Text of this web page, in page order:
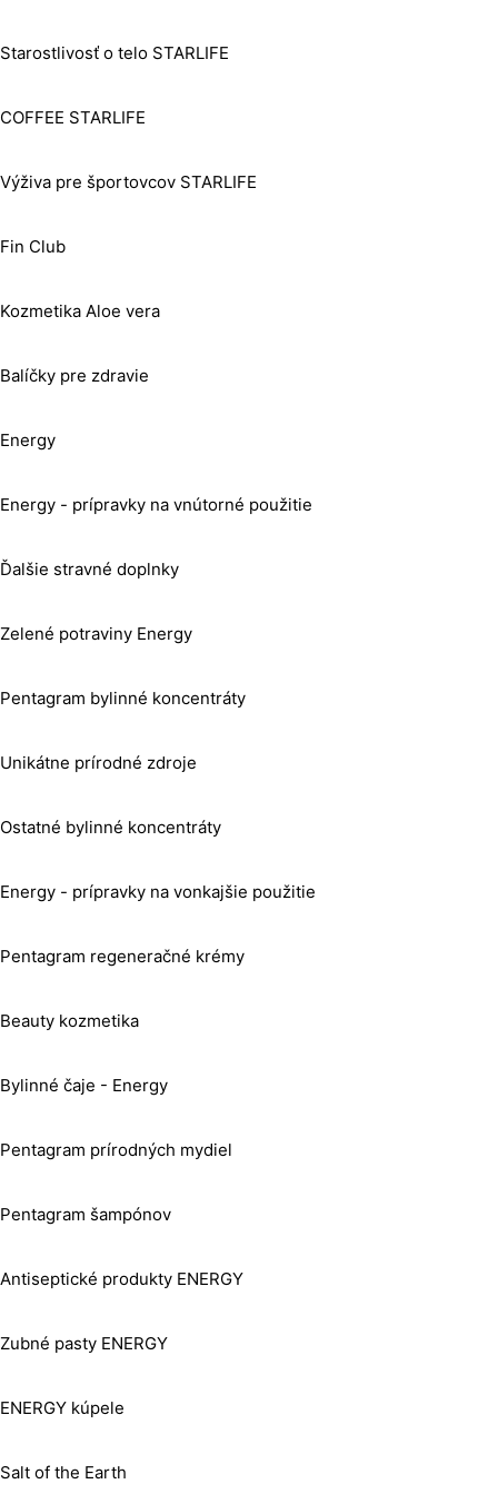
Starostlivosť o telo STARLIFE
COFFEE STARLIFE
Výživa pre športovcov STARLIFE
Fin Club
Kozmetika Aloe vera
Balíčky pre zdravie
Energy
Energy - prípravky na vnútorné použitie
Ďalšie stravné doplnky
Zelené potraviny Energy
Pentagram bylinné koncentráty
Unikátne prírodné zdroje
Ostatné bylinné koncentráty
Energy - prípravky na vonkajšie použitie
Pentagram regeneračné krémy
Beauty kozmetika
Bylinné čaje - Energy
Pentagram prírodných mydiel
Pentagram šampónov
Antiseptické produkty ENERGY
Zubné pasty ENERGY
ENERGY kúpele
Salt of the Earth